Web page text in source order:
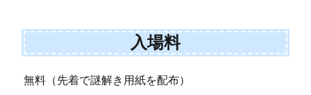
入場料
無料（先着で謎解き用紙を配布）